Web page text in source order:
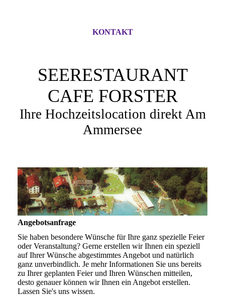
KONTAKT
SEERESTAURANT
CAFE FORSTER
Ihre Hochzeitslocation direkt Am
Ammersee
Angebotsanfrage
Sie haben besondere Wünsche für Ihre ganz spezielle Feier
oder Veranstaltung? Gerne erstellen wir Ihnen ein speziell
auf Ihrer Wünsche abgestimmtes Angebot und natürlich
ganz unverbindlich. Je mehr Informationen Sie uns bereits
zu Ihrer geplanten Feier und Ihren Wünschen mitteilen,
desto genauer können wir Ihnen ein Angebot erstellen.
Lassen Sie's uns wissen.